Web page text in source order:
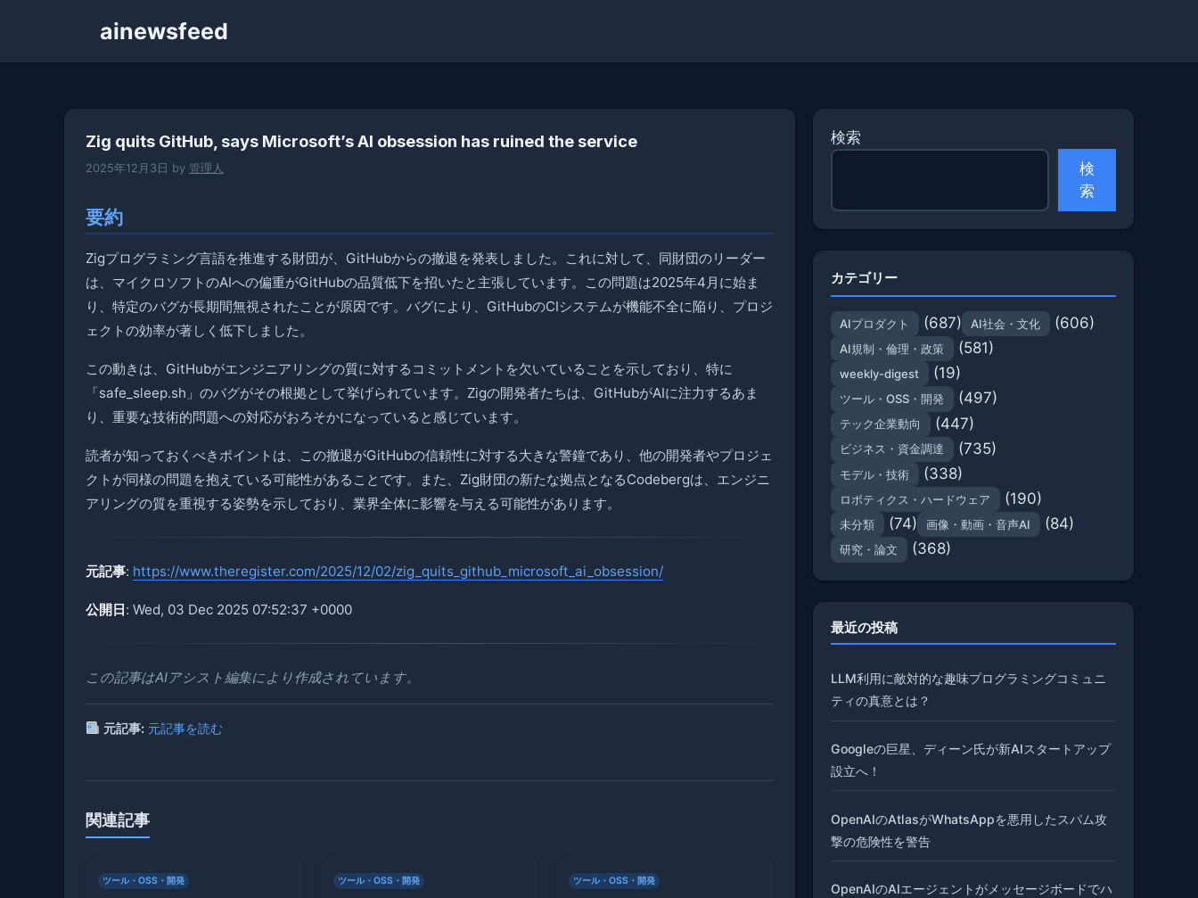
ainewsfeed
Zig quits GitHub, says Microsoft’s AI obsession has ruined the service
2025年12月3日 by 管理人
要約
Zigプログラミング言語を推進する財団が、GitHubからの撤退を発表しました。これに対して、同財団のリーダー
は、マイクロソフトのAIへの偏重がGitHubの品質低下を招いたと主張しています。この問題は2025年4月に始ま
り、特定のバグが長期間無視されたことが原因です。バグにより、GitHubのCIシステムが機能不全に陥り、プロジ
ェクトの効率が著しく低下しました。
この動きは、GitHubがエンジニアリングの質に対するコミットメントを欠いていることを示しており、特に
「safe_sleep.sh」のバグがその根拠として挙げられています。Zigの開発者たちは、GitHubがAIに注力するあま
り、重要な技術的問題への対応がおろそかになっていると感じています。
読者が知っておくべきポイントは、この撤退がGitHubの信頼性に対する大きな警鐘であり、他の開発者やプロジェ
クトが同様の問題を抱えている可能性があることです。また、Zig財団の新たな拠点となるCodebergは、エンジニ
アリングの質を重視する姿勢を示しており、業界全体に影響を与える可能性があります。
元記事: https://www.theregister.com/2025/12/02/zig_quits_github_microsoft_ai_obsession/
公開日: Wed, 03 Dec 2025 07:52:37 +0000
この記事はAIアシスト編集により作成されています。
元記事: 元記事を読む
関連記事
ツール・OSS・開発 ツール・OSS・開発 ツール・OSS・開発
検索
検
索
カテゴリー
AIプロダクト (687) AI社会・文化 (606)
AI規制・倫理・政策 (581)
weekly-digest (19)
ツール・OSS・開発 (497)
テック企業動向 (447)
ビジネス・資金調達 (735)
モデル・技術 (338)
ロボティクス・ハードウェア (190)
未分類 (74) 画像・動画・音声AI (84)
研究・論文 (368)
最近の投稿
LLM利用に敵対的な趣味プログラミングコミュニ
ティの真意とは？
Googleの巨星、ディーン氏が新AIスタートアップ
設立へ！
OpenAIのAtlasがWhatsAppを悪用したスパム攻
撃の危険性を警告
OpenAIのAIエージェントがメッセージボードでハ